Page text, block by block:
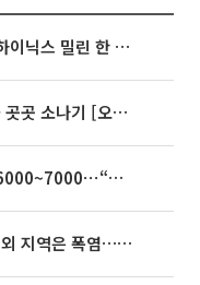
[베스트&워스트] 삼성전자·SK하이닉스 밀린 한 주…상상인증권은 85% 급등
35도 안팎 무더위 이어져…전국 곳곳 소나기 [오늘 날씨]
[주간증시전망] 다음주 코스피 6000~7000⋯“外人 수급은 정책이 변수”
동해안은 시간당 80㎜ 폭우, 그 외 지역은 폭염…‘극과 극 날씨’